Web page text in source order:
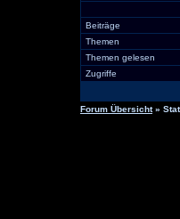
Beiträge
Themen
Themen gelesen
Zugriffe
Forum Übersicht»